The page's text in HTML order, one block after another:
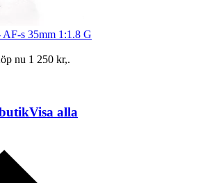
s 35mm 1:1.8 G
nu 1 250 kr,.
Visa alla